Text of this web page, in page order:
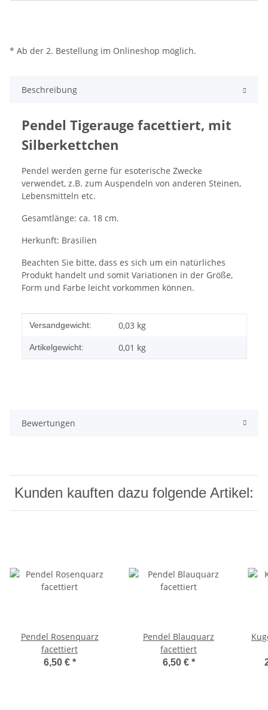
* Ab der 2. Bestellung im Onlineshop möglich.
Beschreibung
Pendel Tigerauge facettiert, mit
Silberkettchen
Pendel werden gerne für esoterische Zwecke
verwendet, z.B. zum Auspendeln von anderen Steinen,
Lebensmitteln etc.
Gesamtlänge: ca. 18 cm.
Herkunft: Brasilien
Beachten Sie bitte, dass es sich um ein natürliches
Produkt handelt und somit Variationen in der Größe,
Form und Farbe leicht vorkommen können.
Produkteigenschaft
Wert
Versandgewicht: 0,03 kg
Artikelgewicht: 0,01 kg
Bewertungen
Kunden kauften dazu folgende Artikel:
Pendel Rosenquarz
facettiert
6,50 € *
Pendel Blauquarz
facettiert
6,50 € *